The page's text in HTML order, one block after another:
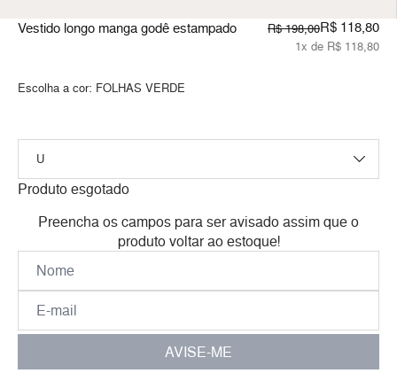
Vestido longo manga godê estampado R$ 198,00R$ 118,80
1x de R$ 118,80
Escolha a cor: FOLHAS VERDE
Produto esgotado
Preencha os campos para ser avisado assim que o
produto voltar ao estoque!
AVISE-ME